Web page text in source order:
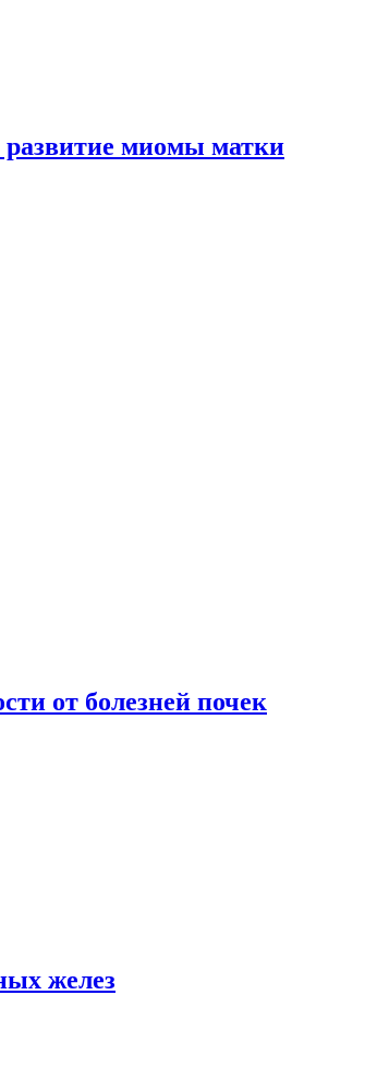
развитие миомы матки
от болезней почек
желез